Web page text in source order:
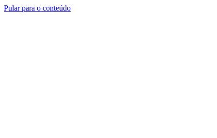
Pular para o conteúdo